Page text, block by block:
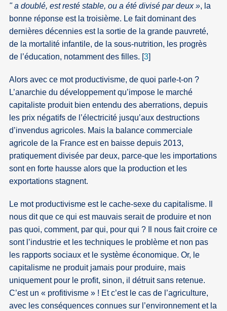
" a doublé, est resté stable, ou a été divisé par deux », la
bonne réponse est la troisième. Le fait dominant des
dernières décennies est la sortie de la grande pauvreté,
de la mortalité infantile, de la sous-nutrition, les progrès
de l’éducation, notamment des filles. [3
Alors avec ce mot productivisme, de quoi parle-t-on ?
L’anarchie du développement qu’impose le marché
capitaliste produit bien entendu des aberrations, depuis
les prix négatifs de l’électricité jusqu’aux destructions
d’invendus agricoles. Mais la balance commerciale
agricole de la France est en baisse depuis 2013,
pratiquement divisée par deux, parce-que les importations
sont en forte hausse alors que la production et les
exportations stagnent.
Le mot productivisme est le cache-sexe du capitalisme. Il
nous dit que ce qui est mauvais serait de produire et non
pas quoi, comment, par qui, pour qui ? Il nous fait croire ce
sont l’industrie et les techniques le problème et non pas
les rapports sociaux et le système économique. Or, le
capitalisme ne produit jamais pour produire, mais
uniquement pour le profit, sinon, il détruit sans retenue.
C’est un « profitivisme » ! Et c’est le cas de l’agriculture,
avec les conséquences connues sur l’environnement et la